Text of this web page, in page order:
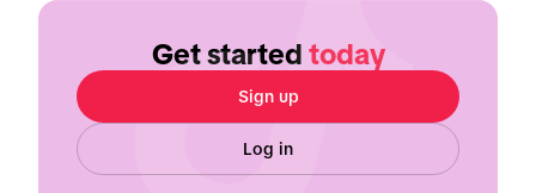
Get started today
Sign up
Log in